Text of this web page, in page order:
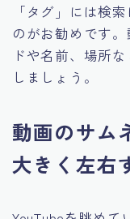
「タグ」には検
のがお勧めです
ドや名前、場所
しましょう。
動画のサム
大きく左右